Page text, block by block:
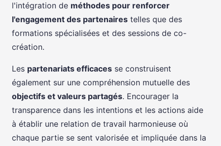
l'intégration de méthodes pour renforcer
l'engagement des partenaires telles que des
formations spécialisées et des sessions de co-
création.
Les partenariats efficaces se construisent
également sur une compréhension mutuelle des
objectifs et valeurs partagés. Encourager la
transparence dans les intentions et les actions aide
à établir une relation de travail harmonieuse où
chaque partie se sent valorisée et impliquée dans la